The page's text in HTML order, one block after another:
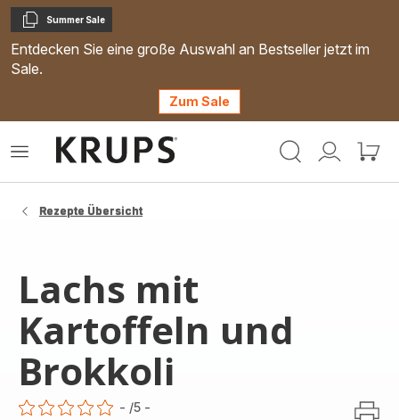
Kopieren
Summer Sale
Entdecken Sie eine große Auswahl an Bestseller jetzt im
Sale.
Zum Sale
Mein
Mein
Das
Rezepte Übersicht
Lachs mit
Kartoffeln und
Brokkoli
- /5 -